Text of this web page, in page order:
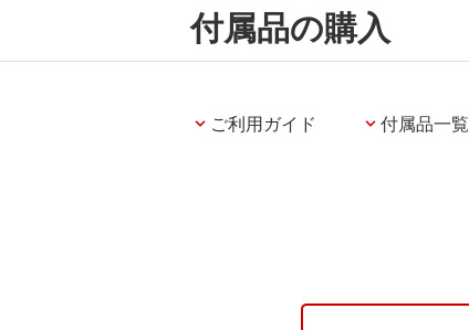
付属品の購入
ご利用ガイド 付属品一覧